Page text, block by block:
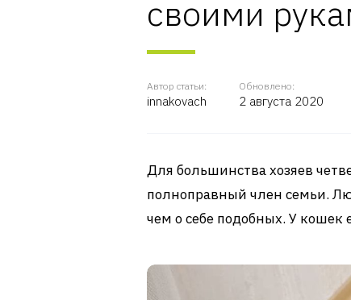
своими
Автор статьи:
innakovach
Обновлено:
2 августа 2020
Для большинства хозяев
полноправный член семьи.
чем о себе подобных. У кошек